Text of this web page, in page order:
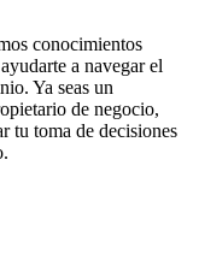
conocimientos
a navegar el
Ya seas un
de negocio,
tu toma de decisiones